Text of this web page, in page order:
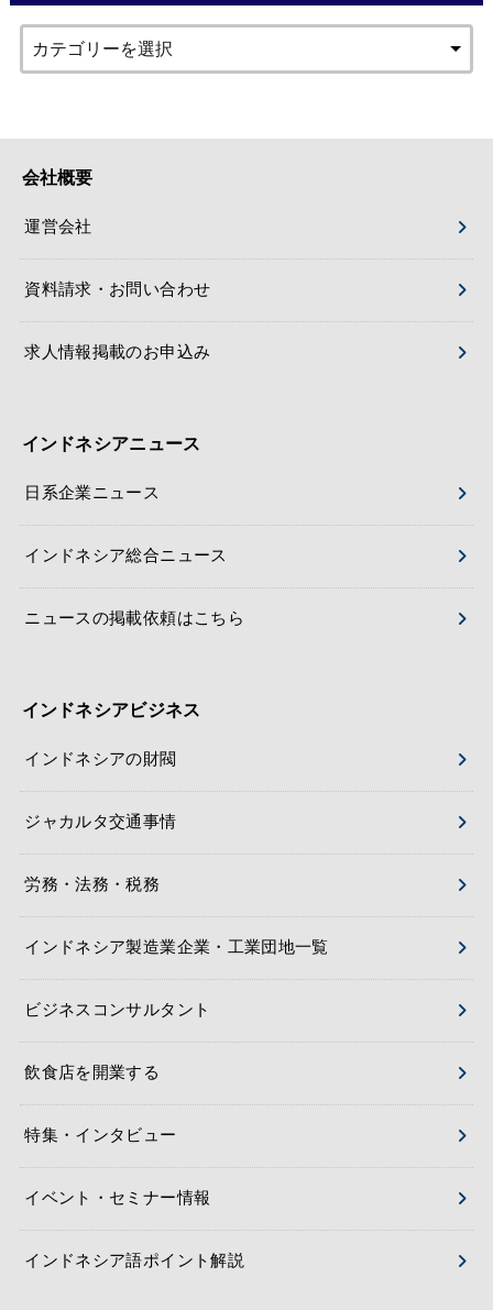
会社概要
運営会社
資料請求・お問い合わせ
求人情報掲載のお申込み
インドネシアニュース
日系企業ニュース
インドネシア総合ニュース
ニュースの掲載依頼はこちら
インドネシアビジネス
インドネシアの財閥
ジャカルタ交通事情
労務・法務・税務
インドネシア製造業企業・工業団地一覧
ビジネスコンサルタント
飲食店を開業する
特集・インタビュー
イベント・セミナー情報
インドネシア語ポイント解説